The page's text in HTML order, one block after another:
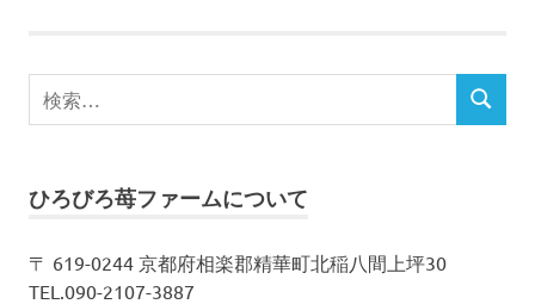
ビ
ゲ
ョ
検
索
検
ひろびろ苺ファームについて
〒 619-0244 京都府相楽郡精華町北稲八間上坪30
TEL.090-2107-3887